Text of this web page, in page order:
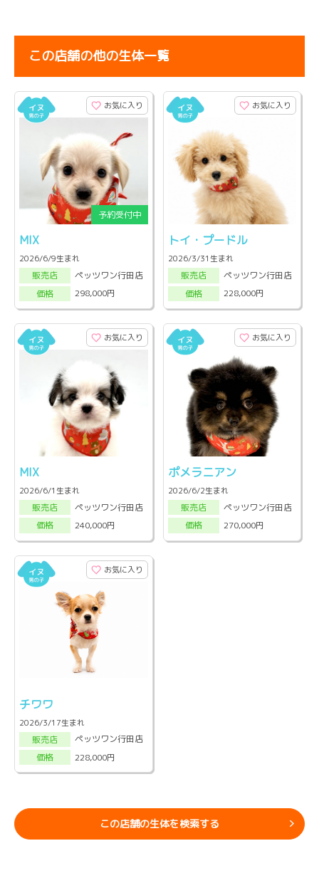
この店舗の他の生体一覧
お気に入り
MIX
2026/6/9生まれ
販売店
ペッツワン行田店
価格
298,000円
お気に入り
トイ・プードル
2026/3/31生まれ
販売店
ペッツワン行田店
価格
228,000円
お気に入り
MIX
2026/6/1生まれ
販売店
ペッツワン行田店
価格
240,000円
お気に入り
ポメラニアン
2026/6/2生まれ
販売店
ペッツワン行田店
価格
270,000円
お気に入り
チワワ
2026/3/17生まれ
販売店
ペッツワン行田店
価格
228,000円
この店舗の生体を検索する